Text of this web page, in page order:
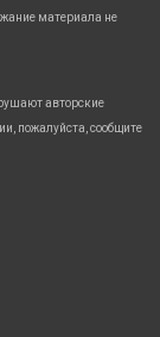
материала не
авторские
пожалуйста, сообщите